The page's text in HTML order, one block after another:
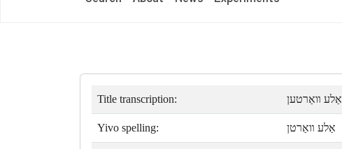
Title transcription: אַלע װאַרטען
Yivo spelling: אַלע װאַרטן